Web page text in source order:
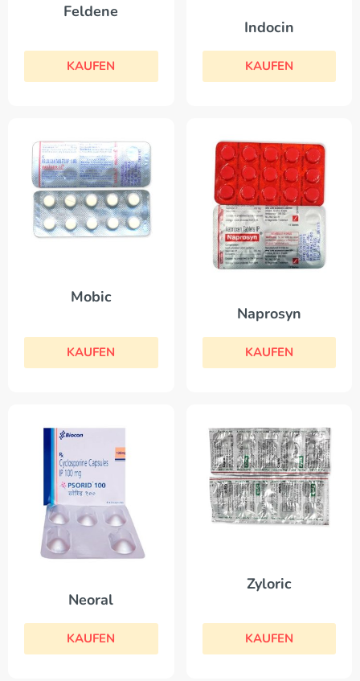
Feldene
KAUFEN
Indocin
KAUFEN
Mobic
KAUFEN
Naprosyn
KAUFEN
Neoral
KAUFEN
Zyloric
KAUFEN